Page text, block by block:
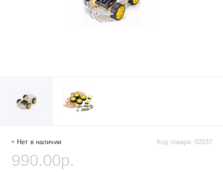
Нет в наличии Код товара: 02037
990.00р.